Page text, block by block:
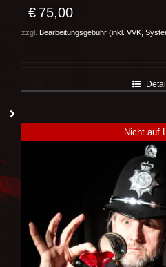
€ 75,00
zzgl. Bearbeitungsgebühr (inkl. VVK,
Nicht auf